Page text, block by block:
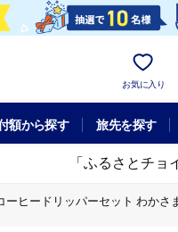
お気に入り
額から探す 旅先を探す
「ふるさとチョ
ーヒードリッパーセット わかさ